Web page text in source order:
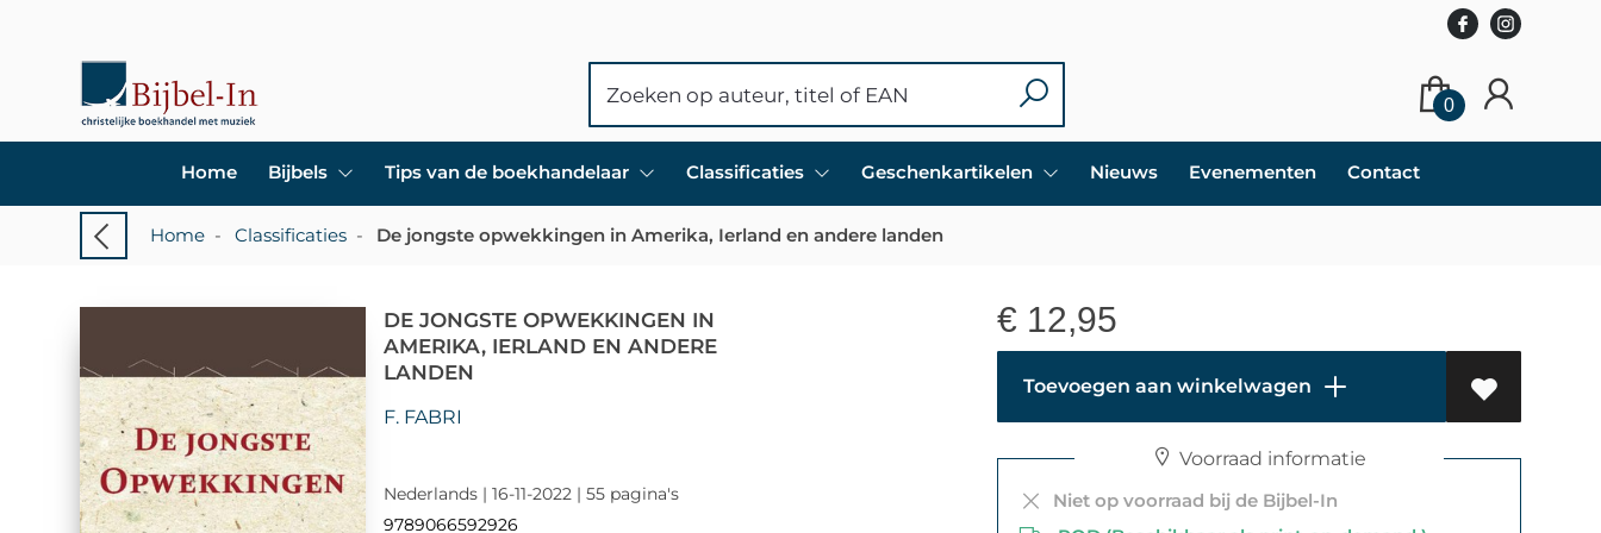
0
Home Bijbels Tips van de boekhandelaar Classificaties Geschenkartikelen Nieuws Evenementen Contact
Home - Classificaties - De jongste opwekkingen in Amerika, Ierland en andere landen
DE JONGSTE OPWEKKINGEN IN
AMERIKA, IERLAND EN ANDERE
LANDEN
F. FABRI
Nederlands | 16-11-2022 | 55 pagina's
9789066592926
€ 12,95
Toevoegen aan winkelwagen
Voorraad informatie
Niet op voorraad bij de Bijbel-In